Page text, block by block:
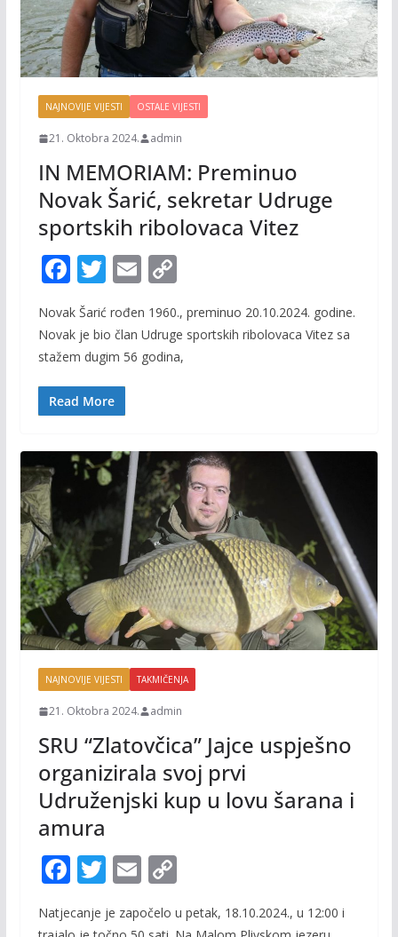
NAJNOVIJE VIJESTI OSTALE VIJESTI
21. Oktobra 2024. admin
IN MEMORIAM: Preminuo
Novak Šarić, sekretar Udruge
sportskih ribolovaca Vitez
F
ac
e
b
o
o
T
w
itt
er
E
ai
l
C
p
y
Novak Šarić rođen 1960., preminuo 20.10.2024. godine.
Novak je bio član Udruge sportskih ribolovaca Vitez sa
stažem dugim 56 godina,
Read More
NAJNOVIJE VIJESTI TAKMIČENJA
21. Oktobra 2024. admin
SRU “Zlatovčica” Jajce uspješno
organizirala svoj prvi
Udruženjski kup u lovu šarana i
amura
F
e
T
itt
E
m
ai
C
p
Natjecanje je započelo u petak, 18.10.2024., u 12:00 i